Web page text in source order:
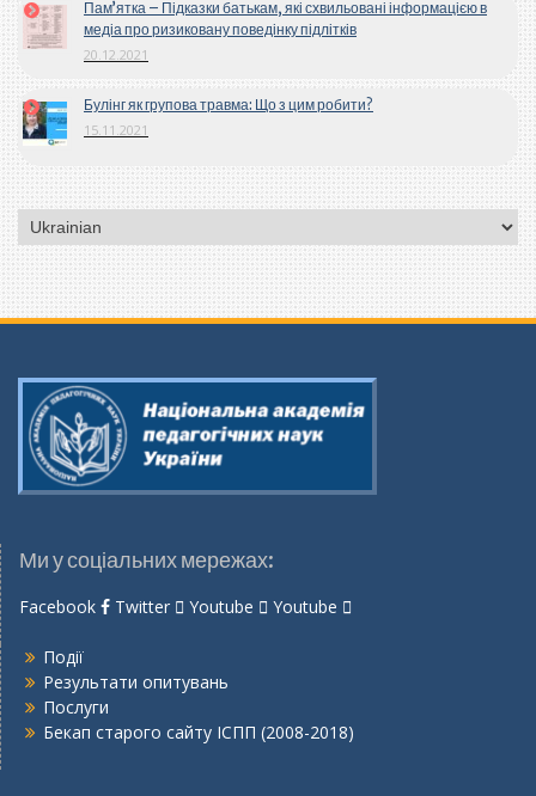
Пам’ятка – Підказки батькам, які схвильовані інформацією в
медіа про ризиковану поведінку підлітків
20.12.2021
Булінг як групова травма: Що з цим робити?
15.11.2021
Вибрати
мову
Ми у соціальних мережах:
Facebook Twitter Youtube Youtube
Події
Результати опитувань
Послуги
Бекап старого сайту ІСПП (2008-2018)